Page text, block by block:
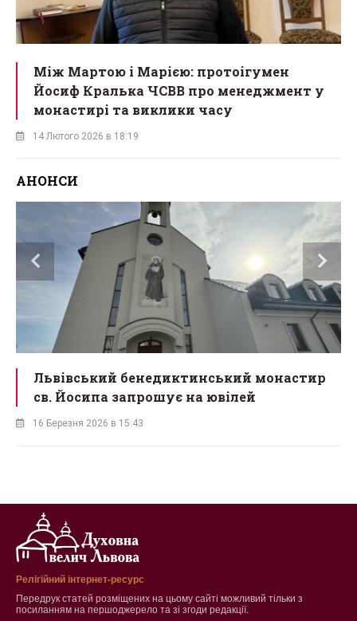
Між Мартою і Марією: протоігумен
Йосиф Кралька ЧСВВ про менеджмент у
монастирі та виклики часу
14 Лютого 2026 в 18:19
АНОНСИ
Львівський бенедиктинський монастир
св. Йосипа запрошує на ювілей
16 Березня 2026 в 15:43
Релігійний інтернет-ресурс
Передрук статей розміщених на цьому сайті можливий тільки з
посиланням на першоджерело та зі згоди редакції.